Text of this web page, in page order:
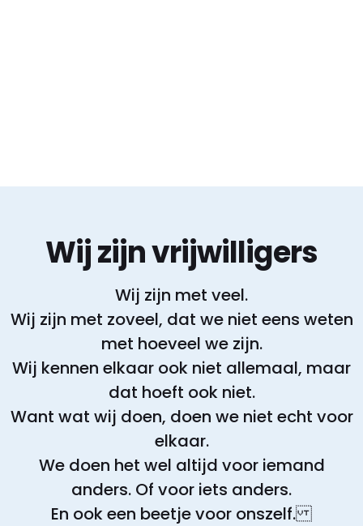
Wij zijn vrijwilligers
Wij zijn met veel.
Wij zijn met zoveel, dat we niet eens weten
met hoeveel we zijn.
Wij kennen elkaar ook niet allemaal, maar
dat hoeft ook niet.
Want wat wij doen, doen we niet echt voor
elkaar.
We doen het wel altijd voor iemand
anders. Of voor iets anders.
En ook een beetje voor onszelf.